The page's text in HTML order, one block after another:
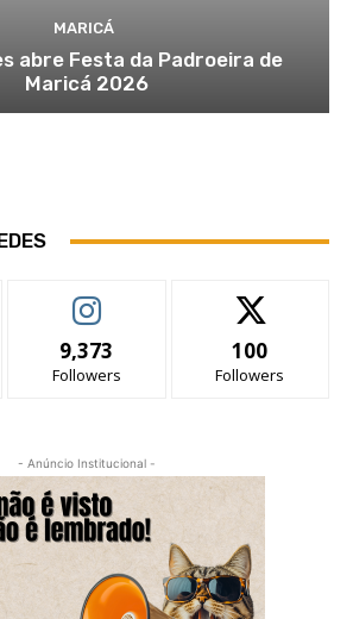
MARICÁ
abre Festa da Padroeira de
Maricá 2026
9,373
Followers
100
Followers
- Anúncio Institucional -